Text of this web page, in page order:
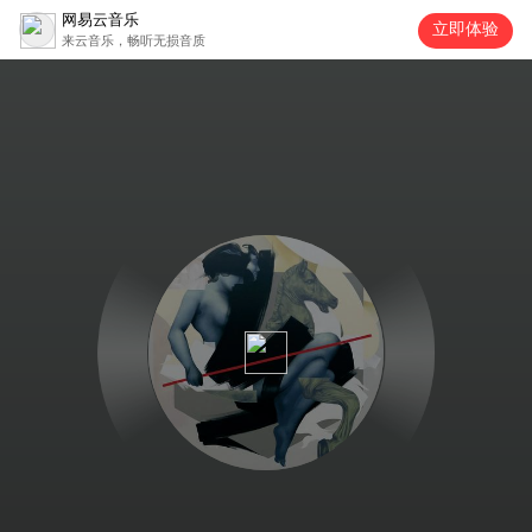
网易云音乐
来云音乐，畅听无损音质
立即体验